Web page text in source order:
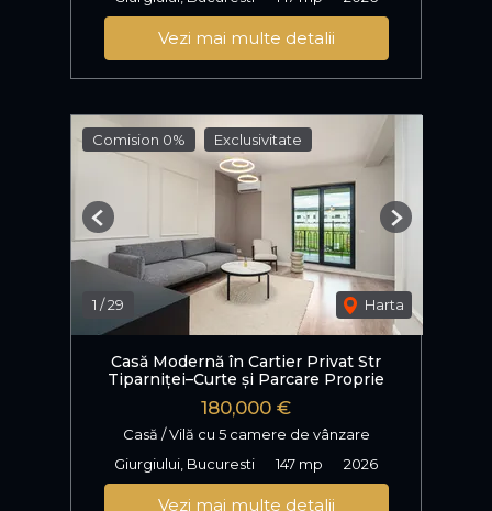
Vezi mai multe detalii
Comision 0% Exclusivitate
1 /29 Harta
Previous Next
Casă Modernă în Cartier Privat Str
Tiparniței–Curte și Parcare Proprie
180,000 €
Casă / Vilă cu 5 camere de vânzare
Giurgiului, Bucuresti
147 mp 2026
Vezi mai multe detalii